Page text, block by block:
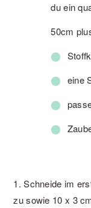
du ein
50cm
eine
1. Schneide im
zu sowie 10 x 3